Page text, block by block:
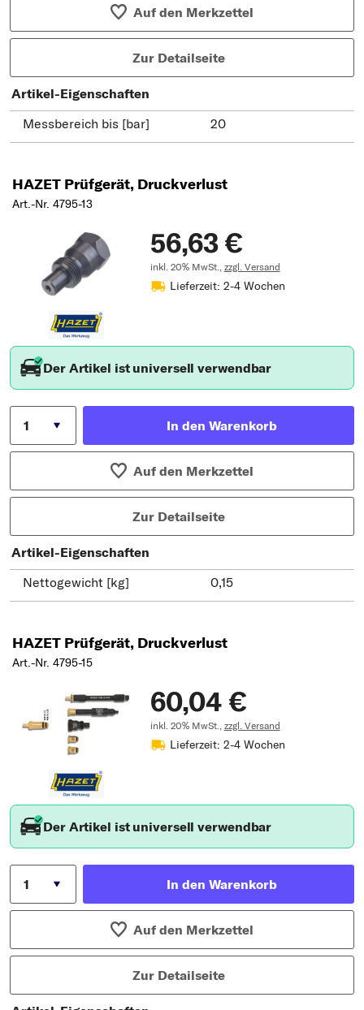
Auf den Merkzettel
Zur Detailseite
Artikel-Eigenschaften
Messbereich bis [bar]
20
HAZET Prüfgerät, Druckverlust
Art.-Nr. 4795-13
56,63 €
inkl. 20% MwSt., zzgl. Versand
Lieferzeit: 2-4 Wochen
Der Artikel ist universell verwendbar
In den Warenkorb
Auf den Merkzettel
Zur Detailseite
Artikel-Eigenschaften
Nettogewicht [kg]
0,15
HAZET Prüfgerät, Druckverlust
Art.-Nr. 4795-15
60,04 €
inkl. 20% MwSt., zzgl. Versand
Lieferzeit: 2-4 Wochen
Der Artikel ist universell verwendbar
In den Warenkorb
Auf den Merkzettel
Zur Detailseite